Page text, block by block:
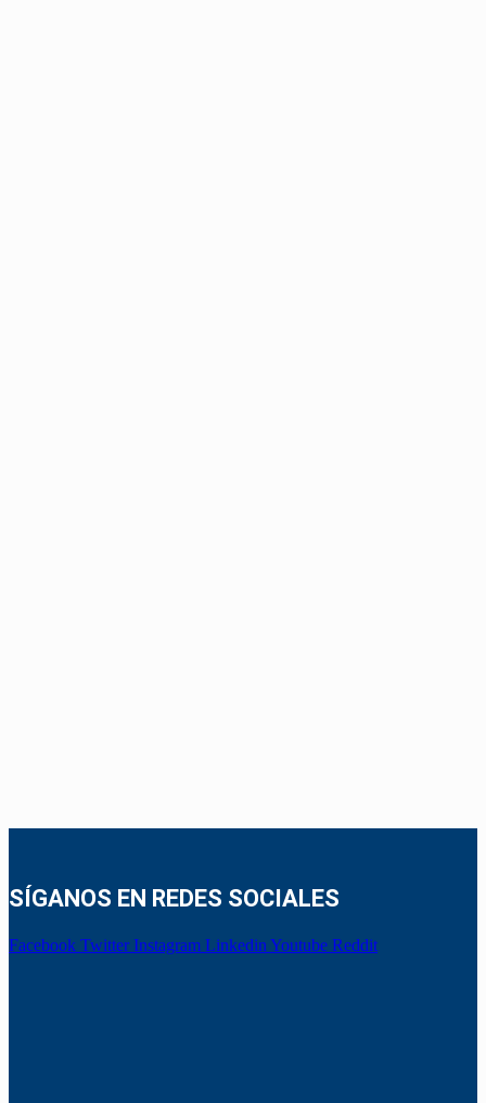
SÍGANOS EN REDES SOCIALES
Facebook Twitter Instagram Linkedin Youtube Reddit